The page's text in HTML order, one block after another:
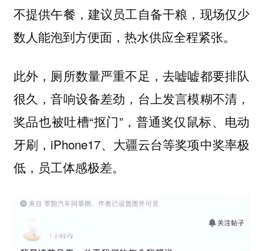
不提供午餐，建议员工自备干粮，现场仅少
数人能泡到方便面，热水供应全程紧张。
此外，厕所数量严重不足，去嘘嘘都要排队
很久，音响设备差劲，台上发言模糊不清，
奖品也被吐槽“抠门”，普通奖仅鼠标、电动
牙刷，iPhone17、大疆云台等奖项中奖率极
低，员工体感极差。